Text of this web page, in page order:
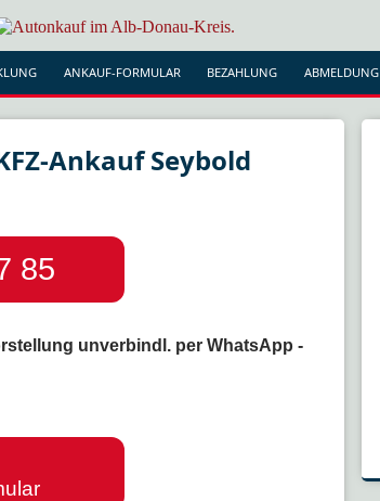
ANKAUF-FORMULAR BEZAHLUNG ABMELDUNG
Ankauf Seybold
85
unverbindl. per WhatsApp -